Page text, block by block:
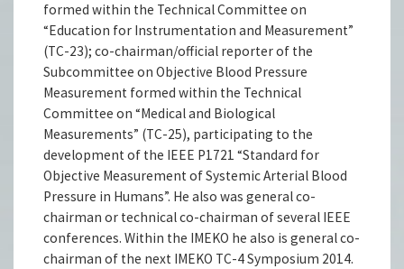
formed within the Technical Committee on
“Education for Instrumentation and Measurement”
(TC-23); co-chairman/official reporter of the
Subcommittee on Objective Blood Pressure
Measurement formed within the Technical
Committee on “Medical and Biological
Measurements” (TC-25), participating to the
development of the IEEE P1721 “Standard for
Objective Measurement of Systemic Arterial Blood
Pressure in Humans”. He also was general co-
chairman or technical co-chairman of several IEEE
conferences. Within the IMEKO he also is general co-
chairman of the next IMEKO TC-4 Symposium 2014.